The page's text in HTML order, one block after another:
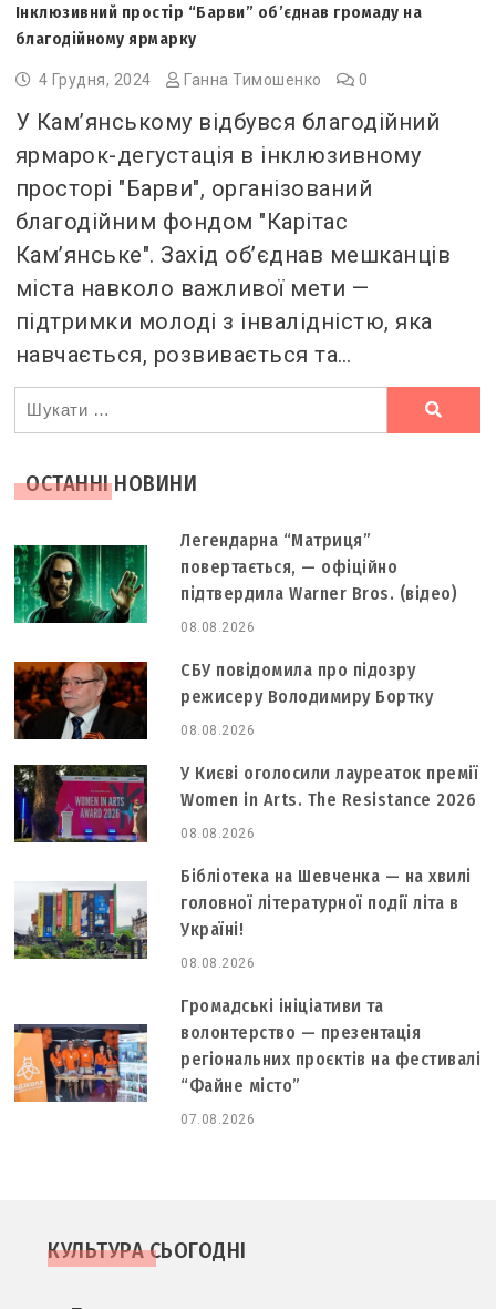
Інклюзивний простір “Барви” об’єднав громаду на
благодійному ярмарку
4 Грудня, 2024 Ганна Тимошенко 0
У Кам’янському відбувся благодійний
ярмарок-дегустація в інклюзивному
просторі "Барви", організований
благодійним фондом "Карітас
Кам’янське". Захід об’єднав мешканців
міста навколо важливої мети —
підтримки молоді з інвалідністю, яка
навчається, розвивається та…
Ви
шукали
ОСТАННІ НОВИНИ
Легендарна “Матриця”
повертається, — офіційно
підтвердила Warner Bros. (відео)
08.08.2026
СБУ повідомила про підозру
режисеру Володимиру Бортку
08.08.2026
У Києві оголосили лауреаток премії
Women in Arts. The Resistance 2026
08.08.2026
Бібліотека на Шевченка — на хвилі
головної літературної події літа в
Україні!
08.08.2026
Громадські ініціативи та
волонтерство — презентація
регіональних проєктів на фестивалі
“Файне місто”
07.08.2026
КУЛЬТУРА СЬОГОДНІ